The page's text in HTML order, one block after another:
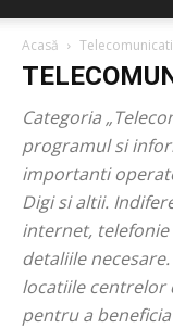
Acasă
Categoria
programul si
importanti
Digi si altii.
internet, telefonie
detaliile
locatiile centrelor
pentru a